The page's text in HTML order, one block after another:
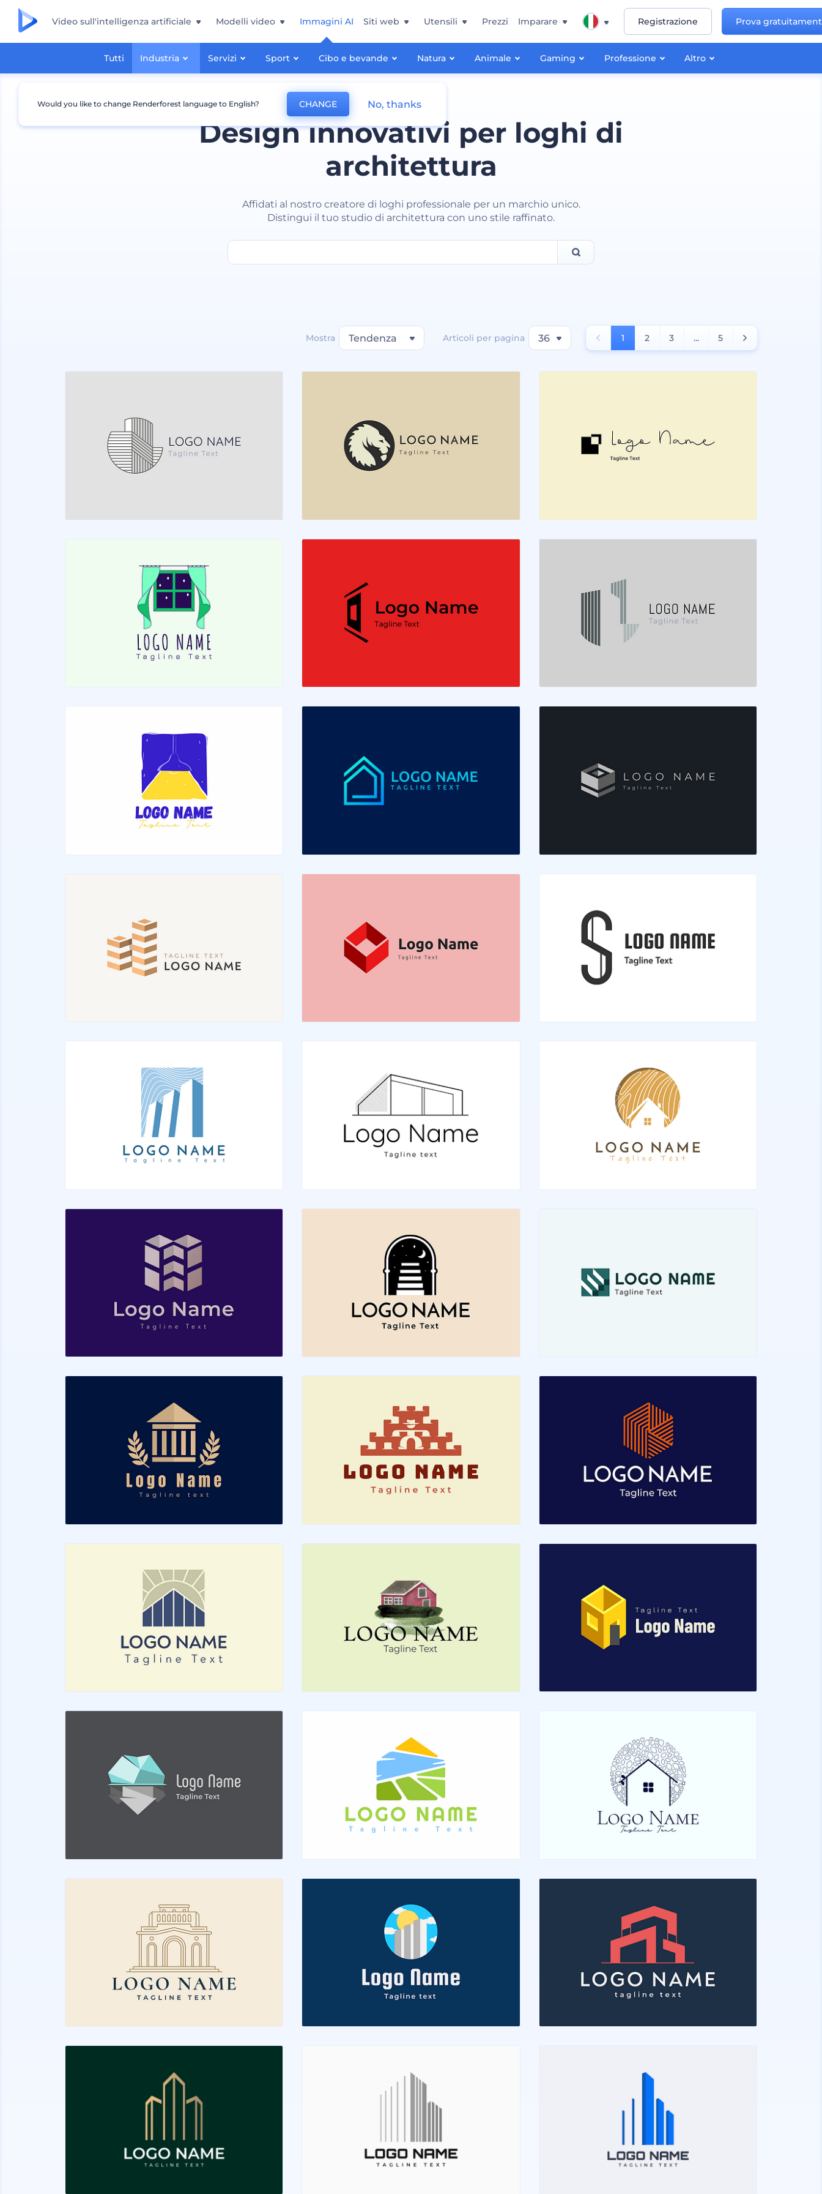
Video sull'intelligenza artificiale Modelli video Immagini AI
Tutti Industria Servizi Sport Cibo e bevande Natura Animale Gaming Professione Altro
Siti web Utensili Prezzi Imparare Registrazione Prova
Design innovativi per loghi di
architettura
Affidati al nostro creatore di loghi professionale per un marchio unico.
Distingui il tuo studio di architettura con uno stile raffinato.
Mostra Tendenza Articoli per pagina 36 1 2 3 ... 5
Would you like to change Renderforest language to English? CHANGE No, thanks